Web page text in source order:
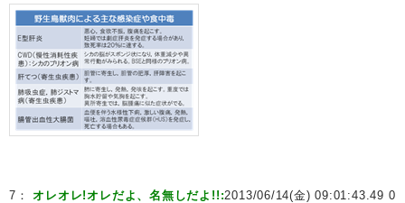
7：オレオレ!オレだよ、名無しだよ!!:2013/06/14(金) 09:01:43.49 0